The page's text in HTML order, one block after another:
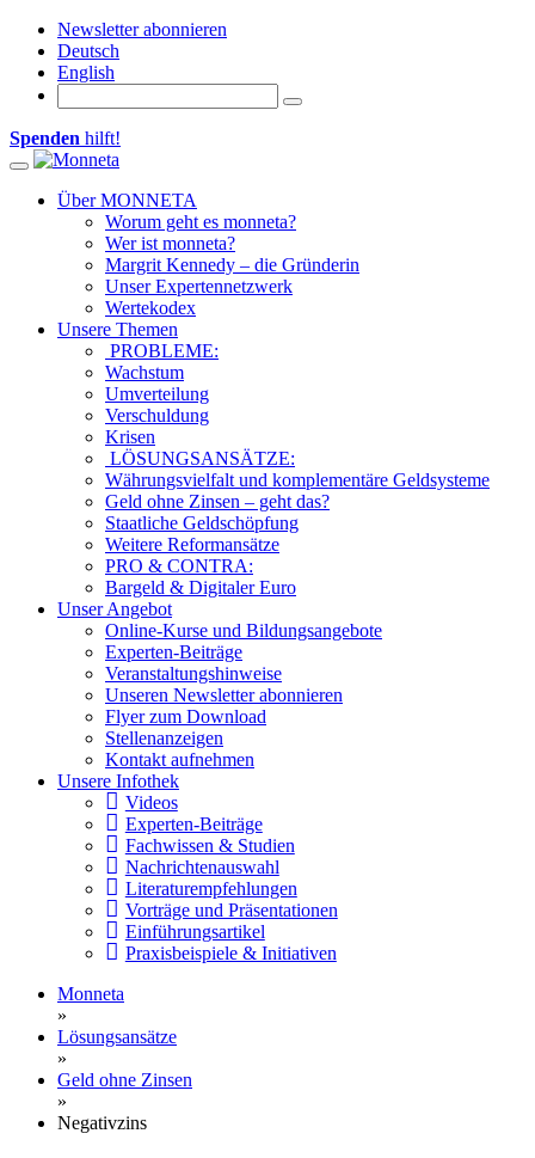
Newsletter abonnieren
Deutsch
English
Spenden hilft!
Toggle navigation
Über MONNETA
Worum geht es monneta?
Wer ist monneta?
Margrit Kennedy – die Gründerin
Unser Expertennetzwerk
Wertekodex
Unsere Themen
PROBLEME:
Wachstum
Umverteilung
Verschuldung
Krisen
LÖSUNGSANSÄTZE:
Währungsvielfalt und komplementäre Geldsysteme
Geld ohne Zinsen – geht das?
Staatliche Geldschöpfung
Weitere Reformansätze
PRO & CONTRA:
Bargeld & Digitaler Euro
Unser Angebot
Online-Kurse und Bildungsangebote
Experten-Beiträge
Veranstaltungshinweise
Unseren Newsletter abonnieren
Flyer zum Download
Stellenanzeigen
Kontakt aufnehmen
Unsere Infothek
Videos
Experten-Beiträge
Fachwissen & Studien
Nachrichtenauswahl
Literaturempfehlungen
Vorträge und Präsentationen
Einführungsartikel
Praxisbeispiele & Initiativen
Monneta
»
Lösungsansätze
»
Geld ohne Zinsen
»
Negativzins